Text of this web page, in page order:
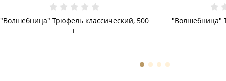
"Волшебница" Трюфель классический, 500
г
"Волшебница"